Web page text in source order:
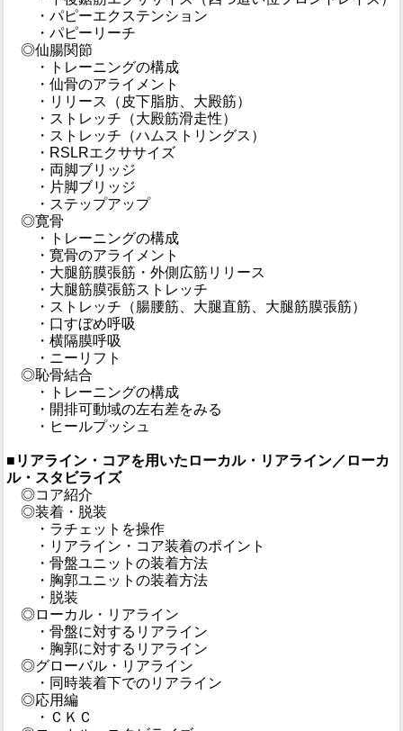
・パピーエクステンション
・パピーリーチ
◎仙腸関節
・トレーニングの構成
・仙骨のアライメント
・リリース（皮下脂肪、大殿筋）
・ストレッチ（大殿筋滑走性）
・ストレッチ（ハムストリングス）
・RSLRエクササイズ
・両脚ブリッジ
・片脚ブリッジ
・ステップアップ
◎寛骨
・トレーニングの構成
・寛骨のアライメント
・大腿筋膜張筋・外側広筋リリース
・大腿筋膜張筋ストレッチ
・ストレッチ（腸腰筋、大腿直筋、大腿筋膜張筋）
・口すぼめ呼吸
・横隔膜呼吸
・ニーリフト
◎恥骨結合
・トレーニングの構成
・開排可動域の左右差をみる
・ヒールプッシュ
■リアライン・コアを用いたローカル・リアライン／ローカ
ル・スタビライズ
◎コア紹介
◎装着・脱装
・ラチェットを操作
・リアライン・コア装着のポイント
・骨盤ユニットの装着方法
・胸郭ユニットの装着方法
・脱装
◎ローカル・リアライン
・骨盤に対するリアライン
・胸郭に対するリアライン
◎グローバル・リアライン
・同時装着下でのリアライン
◎応用編
・ＣＫＣ